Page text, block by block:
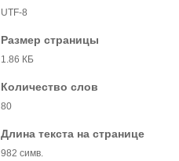
UTF-8
Размер страницы
1.86 КБ
Количество слов
80
Длина текста на странице
982 симв.